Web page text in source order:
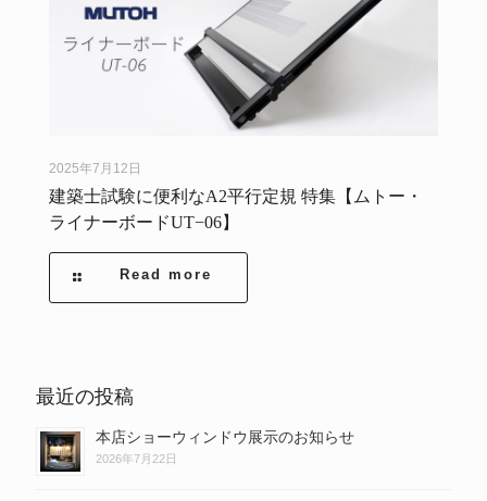
2025年7月12日
建築士試験に便利なA2平行定規 特集【ムトー・
ライナーボードUT−06】
Read more
最近の投稿
本店ショーウィンドウ展示のお知らせ
2026年7月22日